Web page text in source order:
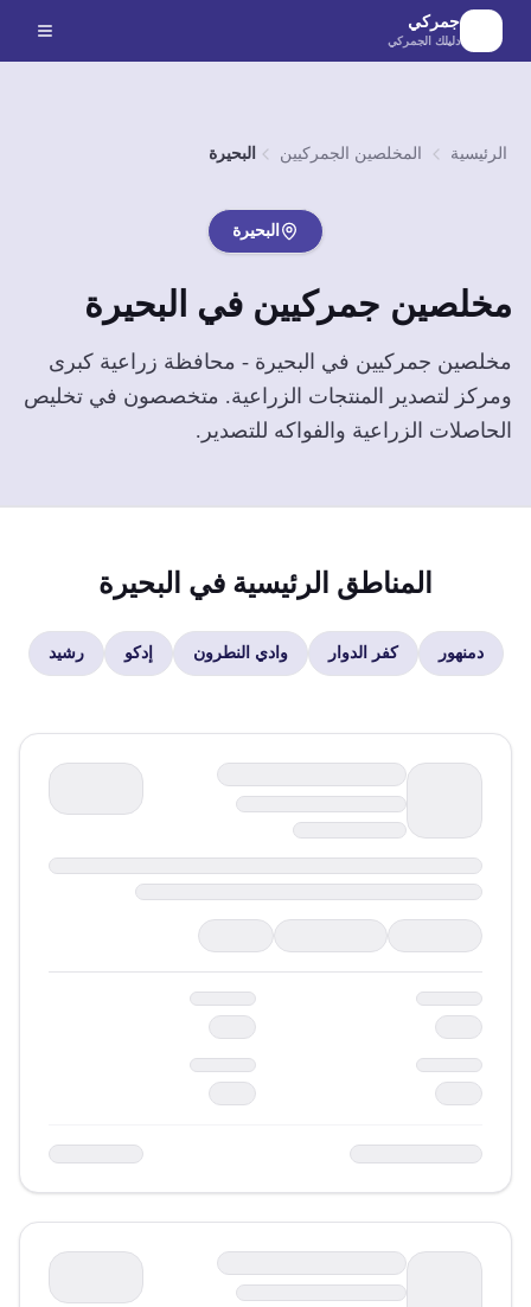
الانتقال إلى المحتوى الرئيسي
جمركي
دليلك الجمركي
الرئيسية المخلصين الجمركيين البحيرة
البحيرة
مخلصين جمركيين في البحيرة
مخلصين جمركيين في البحيرة - محافظة زراعية كبرى
ومركز لتصدير المنتجات الزراعية. متخصصون في تخليص
الحاصلات الزراعية والفواكه للتصدير.
المناطق الرئيسية في البحيرة
دمنهور كفر الدوار وادي النطرون إدكو رشيد